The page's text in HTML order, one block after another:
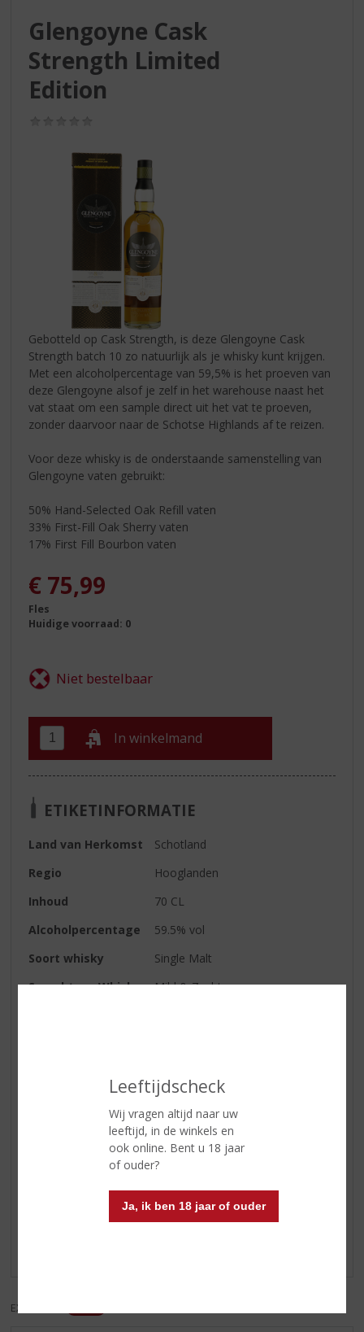
Leeftijdscheck
Wij vragen altijd naar uw
leeftijd, in de winkels en
ook online. Bent u 18 jaar
of ouder?
Ja, ik ben 18 jaar of ouder
Glengoyne Cask
Strength Limited
Edition
Gebotteld op Cask Strength, is deze Glengoyne Cask
Strength batch 10 zo natuurlijk als je whisky kunt krijgen.
Met een alcoholpercentage van 59,5% is het proeven van
deze Glengoyne alsof je zelf in het warehouse naast het
vat staat om een sample direct uit het vat te proeven,
zonder daarvoor naar de Schotse Highlands af te reizen.
Voor deze whisky is de onderstaande samenstelling van
Glengoyne vaten gebruikt:
50% Hand-Selected Oak Refill vaten
33% First-Fill Oak Sherry vaten
17% First Fill Bourbon vaten
€ 75,99
Fles
Huidige voorraad: 0
In winkelmand
ETIKETINFORMATIE
Land van Herkomst
Schotland
Regio
Hooglanden
Inhoud
70 CL
Alcoholpercentage
59.5% vol
Soort whisky
Single Malt
Smaaktype Whisky
Mild & Zacht
citroenschil en vanille
lang, met tonen van honing en
kaneel
Reviews
Schrijf een review
EXCL. BTW